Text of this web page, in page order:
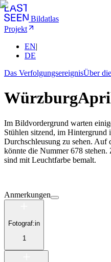
Bildatlas
Projekt
EN|
DE
Das VerfolgungsereignisÜber
Würzburg
Im Bildvordergrund warten
Stühlen sitzend, im Hintergrund
Durchschleusung zu sehen. Auf
könnte die Nummer 678
sind mit Leuchtfarbe bemalt.
Anmerkungen
Fotograf:in
1